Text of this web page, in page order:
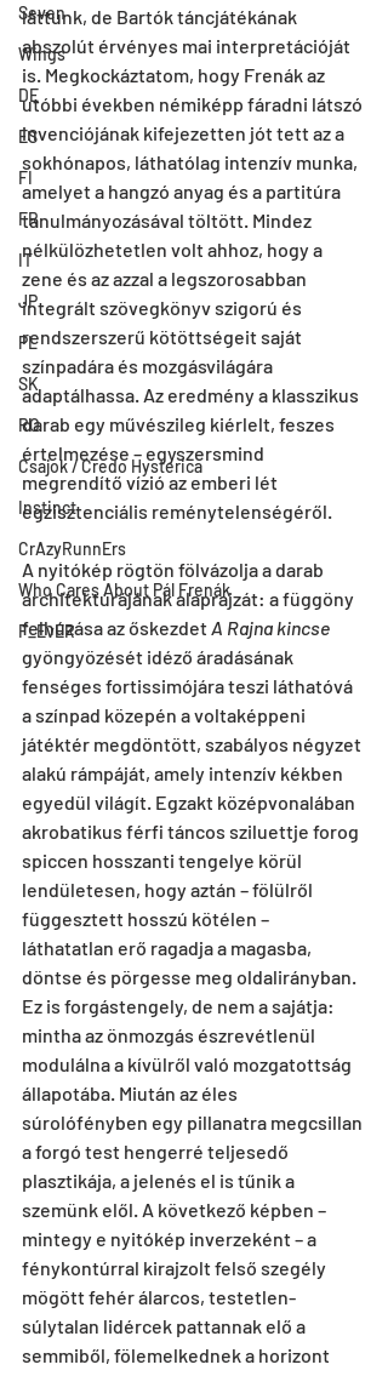
Seven
Wings
DE
ES
FI
FR
IT
JP
PL
SK
RO
Csajok / Credo Hysterica
Instinct
CrAzyRunnErs
Who Cares About Pál Frenák
F_EvER
láttunk, de Bartók táncjátékának
abszolút érvényes mai interpretációját
is. Megkockáztatom, hogy Frenák az
utóbbi években némiképp fáradni látszó
invenciójának kifejezetten jót tett az a
sokhónapos, láthatólag intenzív munka,
amelyet a hangzó anyag és a partitúra
tanulmányozásával töltött. Mindez
nélkülözhetetlen volt ahhoz, hogy a
zene és az azzal a legszorosabban
integrált szövegkönyv szigorú és
rendszerszerű kötöttségeit saját
színpadára és mozgásvilágára
adaptálhassa. Az eredmény a klasszikus
darab egy művészileg kiérlelt, feszes
értelmezése – egyszersmind
megrendítő vízió az emberi lét
egzisztenciális reménytelenségéről.
A nyitókép rögtön fölvázolja a darab
architektúrájának alaprajzát: a függöny
felhúzása az őskezdet A Rajna kincse
gyöngyözését idéző áradásának
fenséges fortissimójára teszi láthatóvá
a színpad közepén a voltaképpeni
játéktér megdöntött, szabályos négyzet
alakú rámpáját, amely intenzív kékben
egyedül világít. Egzakt középvonalában
akrobatikus férfi táncos sziluettje forog
spiccen hosszanti tengelye körül
lendületesen, hogy aztán – fölülről
függesztett hosszú kötélen –
láthatatlan erő ragadja a magasba,
döntse és pörgesse meg oldalirányban.
Ez is forgástengely, de nem a sajátja:
mintha az önmozgás észrevétlenül
modulálna a kívülről való mozgatottság
állapotába. Miután az éles
súrolófényben egy pillanatra megcsillan
a forgó test hengerré teljesedő
plasztikája, a jelenés el is tűnik a
szemünk elől. A következő képben –
mintegy e nyitókép inverzeként – a
fénykontúrral kirajzolt felső szegély
mögött fehér álarcos, testetlen-
súlytalan lidércek pattannak elő a
semmiből, fölemelkednek a horizont